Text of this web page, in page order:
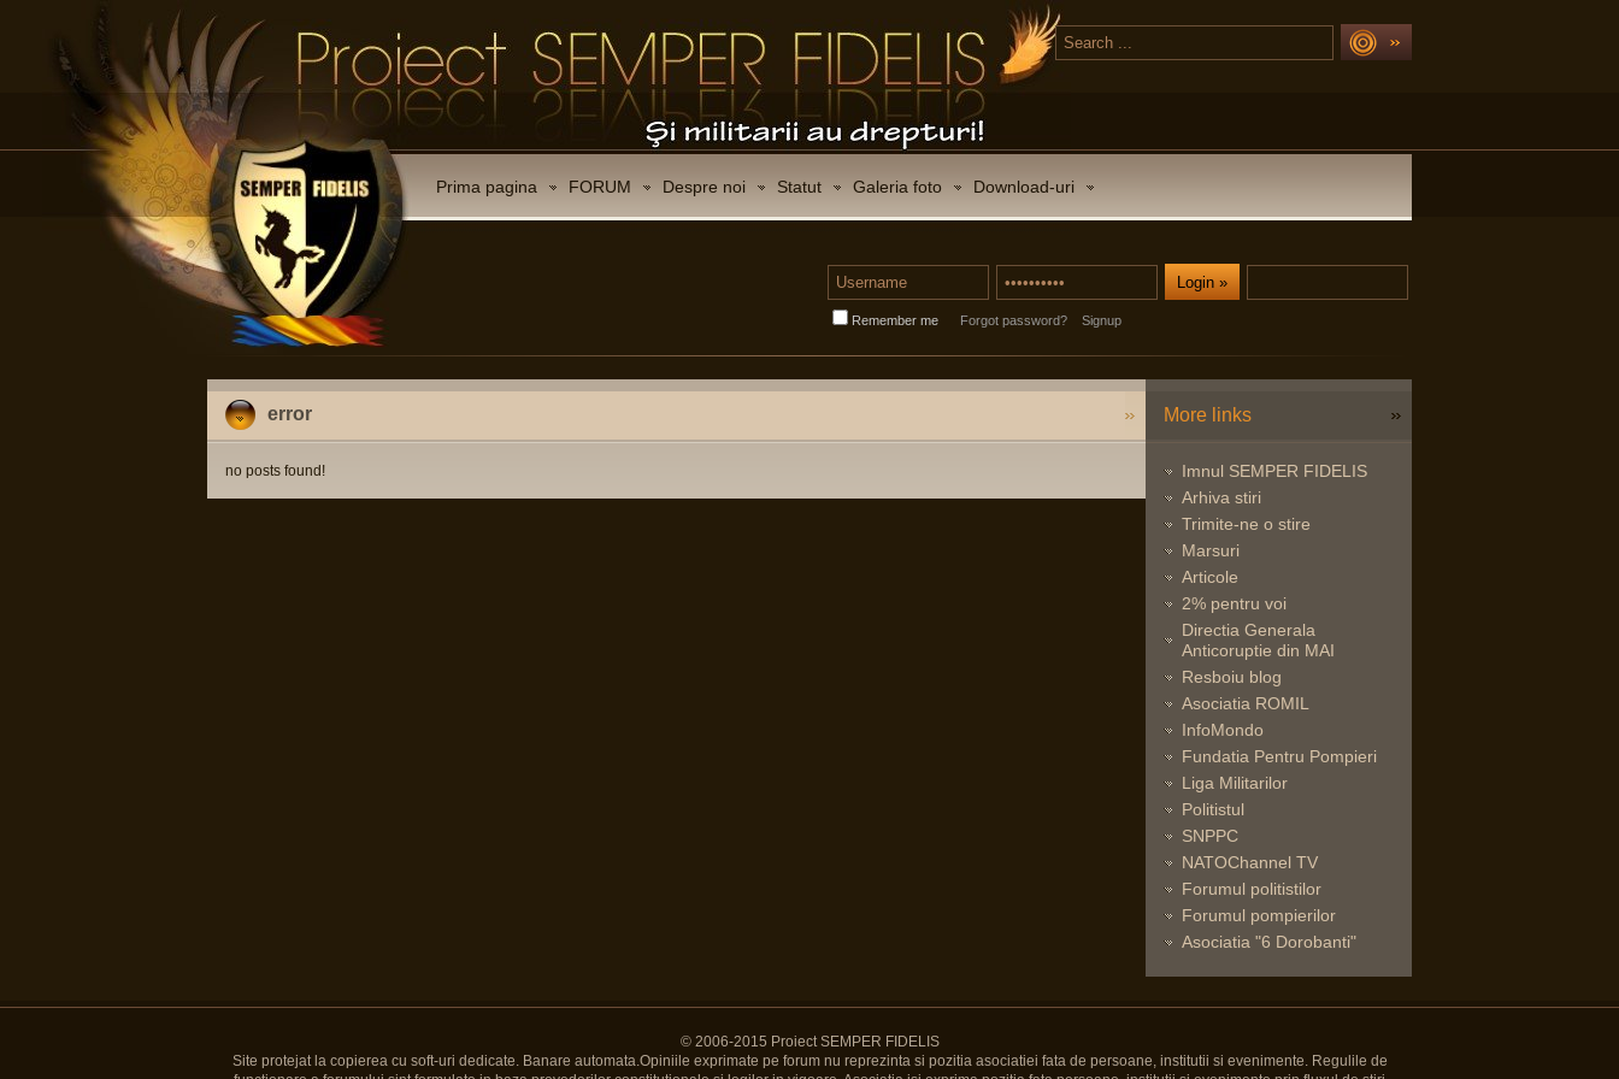
Prima pagina FORUM Despre noi Statut Galeria foto Download-uri
Remember me Forgot password? Signup
error
no posts found!
More links
Imnul SEMPER FIDELIS
Arhiva stiri
Trimite-ne o stire
Marsuri
Articole
2% pentru voi
Directia Generala
Anticoruptie din MAI
Resboiu blog
Asociatia ROMIL
InfoMondo
Fundatia Pentru Pompieri
Liga Militarilor
Politistul
SNPPC
NATOChannel TV
Forumul politistilor
Forumul pompierilor
Asociatia "6 Dorobanti"
© 2006-2015 Proiect SEMPER FIDELIS
Site protejat la copierea cu soft-uri dedicate. Banare automata.Opiniile exprimate pe forum nu reprezinta si pozitia asociatiei fata de persoane, institutii si evenimente. Regulile de